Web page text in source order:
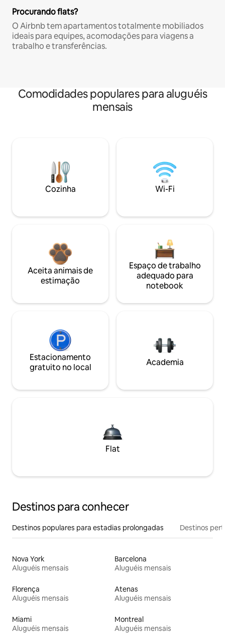
Procurando flats?
O Airbnb tem apartamentos totalmente mobiliados
ideais para equipes, acomodações para viagens a
trabalho e transferências.
Comodidades populares para aluguéis
mensais
Cozinha Wi-Fi
Aceita animais de
estimação
Espaço de trabalho
adequado para
notebook
Estacionamento
gratuito no local
Academia
Flat
Destinos para conhecer
Destinos populares para estadias prolongadas Destinos
Nova York
Aluguéis mensais
Barcelona
Aluguéis mensais
Florença
Aluguéis mensais
Atenas
Aluguéis mensais
Miami
Aluguéis mensais
Montreal
Aluguéis mensais